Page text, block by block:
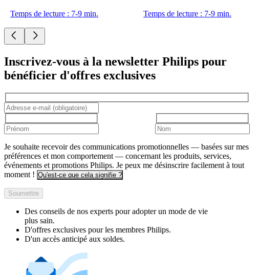
Temps de lecture : 7-9 min. Temps de lecture : 7-9 min.
Inscrivez-vous à la newsletter Philips pour
bénéficier d'offres exclusives
Je souhaite recevoir des communications promotionnelles — basées sur mes
préférences et mon comportement — concernant les produits, services,
événements et promotions Philips. Je peux me désinscrire facilement à tout
moment ! Qu'est-ce que cela signifie ?
Soumettre
Des conseils de nos experts pour adopter un mode de vie
plus sain.
D'offres exclusives pour les membres Philips.
D'un accès anticipé aux soldes.